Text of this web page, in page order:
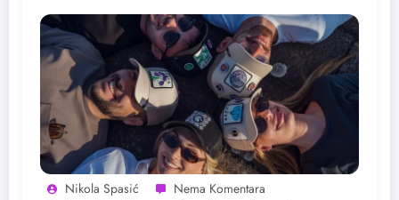
Nikola Spasić